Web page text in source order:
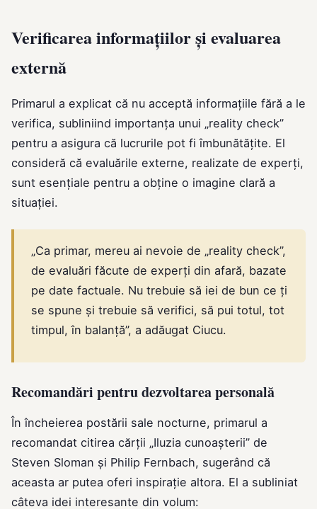
Verificarea informațiilor și evaluarea
externă
Primarul a explicat că nu acceptă informațiile fără a le
verifica, subliniind importanța unui „reality check”
pentru a asigura că lucrurile pot fi îmbunătățite. El
consideră că evaluările externe, realizate de experți,
sunt esențiale pentru a obține o imagine clară a
situației.
„Ca primar, mereu ai nevoie de „reality check”,
de evaluări făcute de experți din afară, bazate
pe date factuale. Nu trebuie să iei de bun ce ți
se spune și trebuie să verifici, să pui totul, tot
timpul, în balanță”, a adăugat Ciucu.
Recomandări pentru dezvoltarea personală
În încheierea postării sale nocturne, primarul a
recomandat citirea cărții „Iluzia cunoașterii” de
Steven Sloman și Philip Fernbach, sugerând că
aceasta ar putea oferi inspirație altora. El a subliniat
câteva idei interesante din volum: